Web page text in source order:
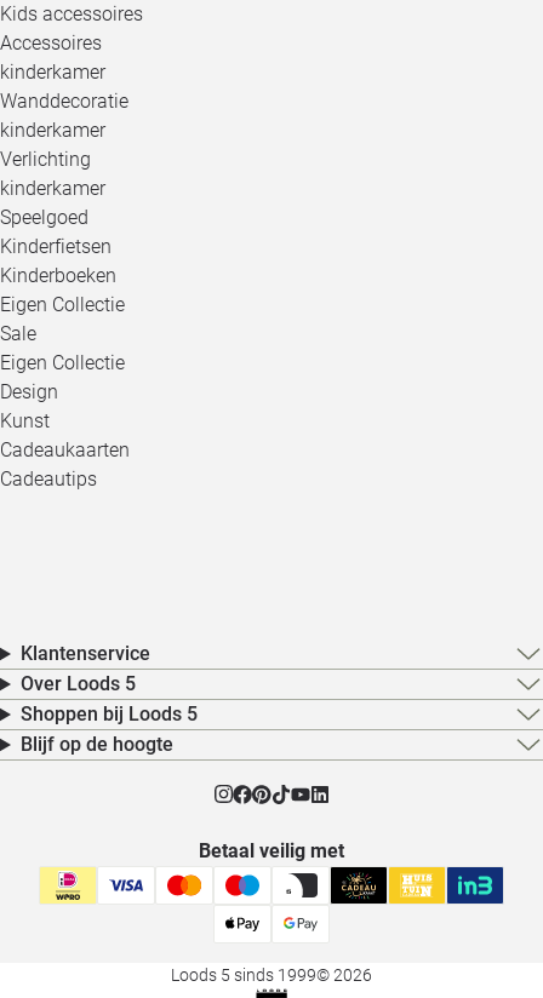
Kids accessoires
Accessoires
kinderkamer
Wanddecoratie
kinderkamer
Verlichting
kinderkamer
Speelgoed
Kinderfietsen
Kinderboeken
Eigen Collectie
Sale
Eigen Collectie
Design
Kunst
Cadeaukaarten
Cadeautips
Klantenservice
Over Loods 5
Shoppen bij Loods 5
Blijf op de hoogte
Betaal veilig met
Loods 5 sinds 1999© 2026